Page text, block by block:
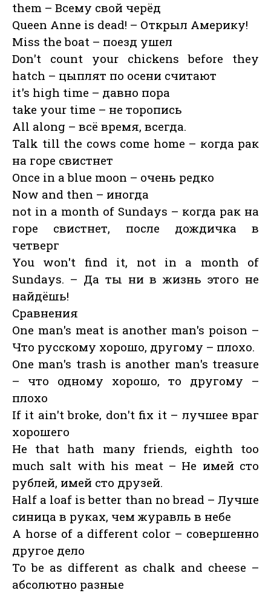
them – Всему свой черёд
Queen Anne is dead! – Открыл Америку!
Miss the boat – поезд ушел
Don't count your chickens before they
hatch – цыплят по осени считают
it's high time – давно пора
take your time – не торопись
All along – всё время, всегда.
Talk till the cows come home – когда рак
на горе свистнет
Once in a blue moon – очень редко
Now and then – иногда
not in a month of Sundays – когда рак на
горе свистнет, после дождичка в
четверг
You won't find it, not in a month of
Sundays. – Да ты ни в жизнь этого не
найдёшь!
Сравнения
One man's meat is another man's poison –
Что русскому хорошо, другому – плохо.
One man's trash is another man's treasure
– что одному хорошо, то другому –
плохо
If it ain't broke, don't fix it – лучшее враг
хорошего
He that hath many friends, eighth too
much salt with his meat – Не имей сто
рублей, имей сто друзей.
Half a loaf is better than no bread – Лучше
синица в руках, чем журавль в небе
A horse of a different color – совершенно
другое дело
To be as different as chalk and cheese –
абсолютно разные